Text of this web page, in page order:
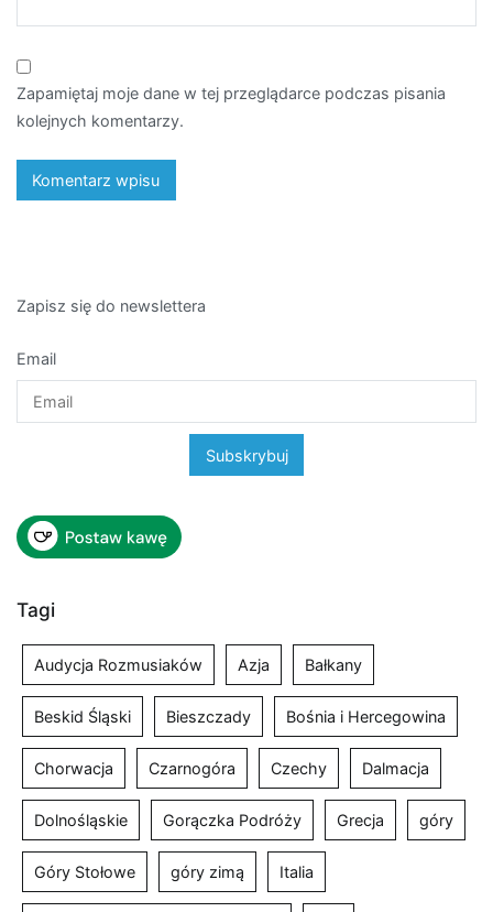
Zapamiętaj moje dane w tej przeglądarce podczas pisania
kolejnych komentarzy.
Zapisz się do newslettera
Email
Tagi
Audycja Rozmusiaków Azja Bałkany
Beskid Śląski Bieszczady Bośnia i Hercegowina
Chorwacja Czarnogóra Czechy Dalmacja
Dolnośląskie Gorączka Podróży Grecja góry
Góry Stołowe góry zimą Italia